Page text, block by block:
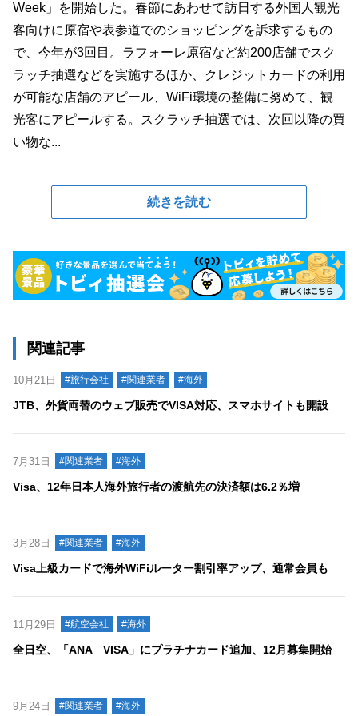
Week」を開始した。春節にあわせて訪日する外国人観光
客向けに原宿や表参道でのショッピングを訴求するもの
で、今年が3回目。ラフォーレ原宿など約200店舗でスク
ラッチ抽選などを実施するほか、クレジットカードの利用
が可能な店舗のアピール、WiFi環境の整備に努めて、観
光客にアピールする。スクラッチ抽選では、次回以降の買
い物な...
続きを読む
関連記事
10月21日 #旅行会社 #関連業者 #海外
JTB、外貨両替のウェブ販売でVISA対応、スマホサイトも開設
7月31日 #関連業者 #海外
Visa、12年日本人海外旅行者の渡航先の決済額は6.2％増
3月28日 #関連業者 #海外
Visa上級カードで海外WiFiルーター割引率アップ、通常会員も
11月29日 #航空会社 #海外
全日空、「ANA VISA」にプラチナカード追加、12月募集開始
9月24日 #関連業者 #海外